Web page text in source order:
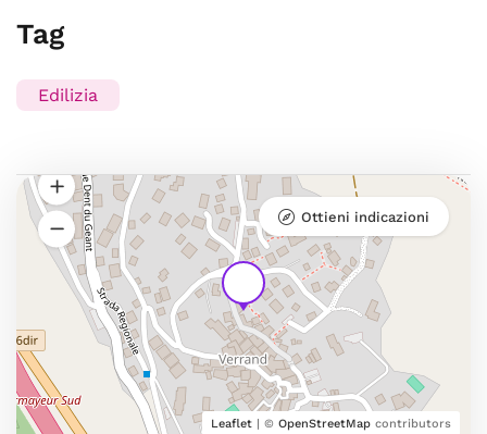
Tag
Edilizia
Leaflet | © OpenStreetMap contributors
Ottieni indicazioni